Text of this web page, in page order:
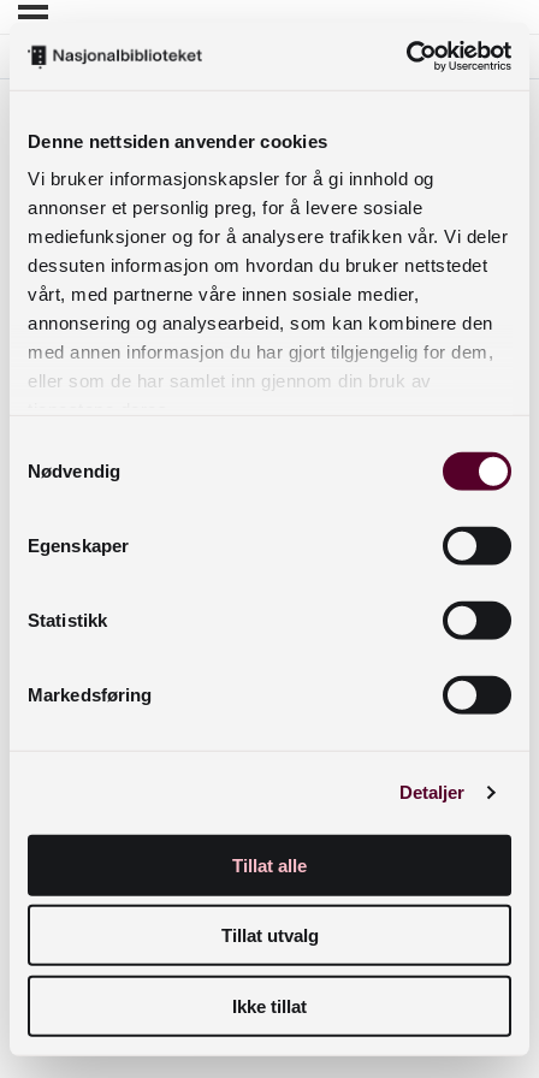
Denne nettsiden anvender cookies
Vi bruker informasjonskapsler for å gi innhold og
annonser et personlig preg, for å levere sosiale
mediefunksjoner og for å analysere trafikken vår. Vi deler
dessuten informasjon om hvordan du bruker nettstedet
vårt, med partnerne våre innen sosiale medier,
annonsering og analysearbeid, som kan kombinere den
med annen informasjon du har gjort tilgjengelig for dem,
eller som de har samlet inn gjennom din bruk av
Nødvendig
Egenskaper
Statistikk
Markedsføring
Detaljer
Tillat alle
Tillat utvalg
Ikke tillat
Lenke til
biblioteksystemene
Dersom vi ønsker å knytte formidlingen vår på
nett til økt utlån, må vi gjøre det enkelt for folk å
låne boka. I denne leksjonen vil vi vise hvordan
biblioteksystemene.
teksten når du poster videoen.
Bibliofil